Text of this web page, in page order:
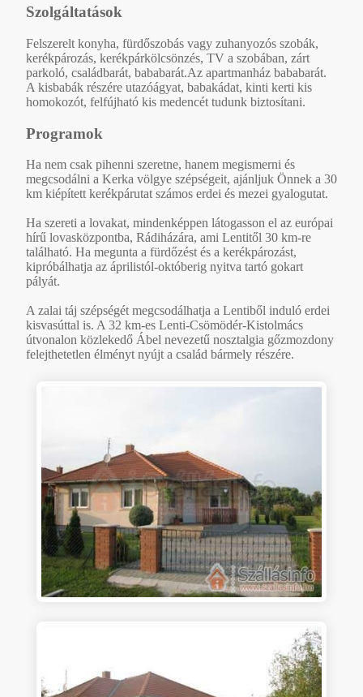
Szolgáltatások
Felszerelt konyha, fürdőszobás vagy zuhanyozós szobák,
kerékpározás, kerékpárkölcsönzés, TV a szobában, zárt
parkoló, családbarát, bababarát.Az apartmanház bababarát.
A kisbabák részére utazóágyat, babakádat, kinti kerti kis
homokozót, felfújható kis medencét tudunk biztosítani.
Programok
Ha nem csak pihenni szeretne, hanem megismerni és
megcsodálni a Kerka völgye szépségeit, ajánljuk Önnek a 30
km kiépített kerékpárutat számos erdei és mezei gyalogutat.
Ha szereti a lovakat, mindenképpen látogasson el az európai
hírű lovasközpontba, Rádiházára, ami Lentitől 30 km-re
található. Ha megunta a fürdőzést és a kerékpározást,
kipróbálhatja az áprilistól-októberig nyitva tartó gokart
pályát.
A zalai táj szépségét megcsodálhatja a Lentiből induló erdei
kisvasúttal is. A 32 km-es Lenti-Csömödér-Kistolmács
útvonalon közlekedő Ábel nevezetű nosztalgia gőzmozdony
felejthetetlen élményt nyújt a család bármely részére.